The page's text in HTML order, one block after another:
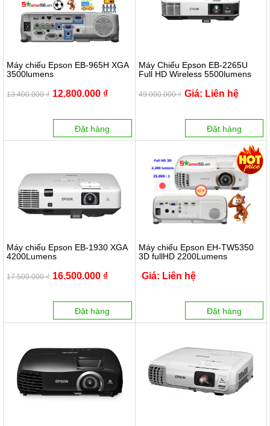
Máy chiếu Epson EB-965H XGA
3500lumens
13.400.000 ₫ 12.800.000 ₫
Đặt hàng
Máy Chiếu Epson EB-2265U
Full HD Wireless 5500lumens
49.000.000 ₫ Giá: Liên hệ
Đặt hàng
Máy chiếu Epson EB-1930 XGA
4200Lumens
17.500.000 ₫ 16.500.000 ₫
Đặt hàng
Máy chiếu Epson EH-TW5350
3D fullHD 2200Lumens
Giá: Liên hệ
Đặt hàng